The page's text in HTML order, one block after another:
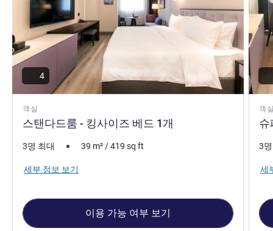
객실
스탠다드룸 - 킹사이즈 베드 1개
4
3명 최대 39 m²/419 sq ft
세부 정보 보기
이용 가능 여부 보기
객
슈
3
세